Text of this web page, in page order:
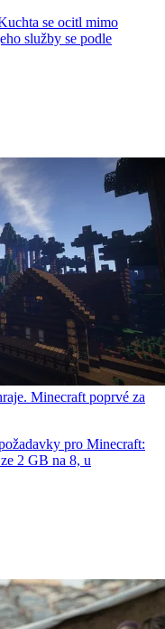
se ocitl mimo
služby se podle
Minecraft poprvé za
pro Minecraft:
2 GB na 8, u